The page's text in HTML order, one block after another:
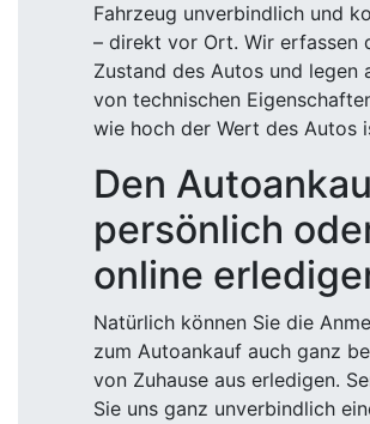
Fahrzeug unverbindlich und
– direkt vor Ort. Wir erfassen
Zustand des Autos und legen
von technischen
wie hoch der Wert des Autos
Den
persönlich
online
Natürlich können Sie die
zum Autoankauf auch ganz
von Zuhause aus erledigen.
Sie uns ganz unverbindlich